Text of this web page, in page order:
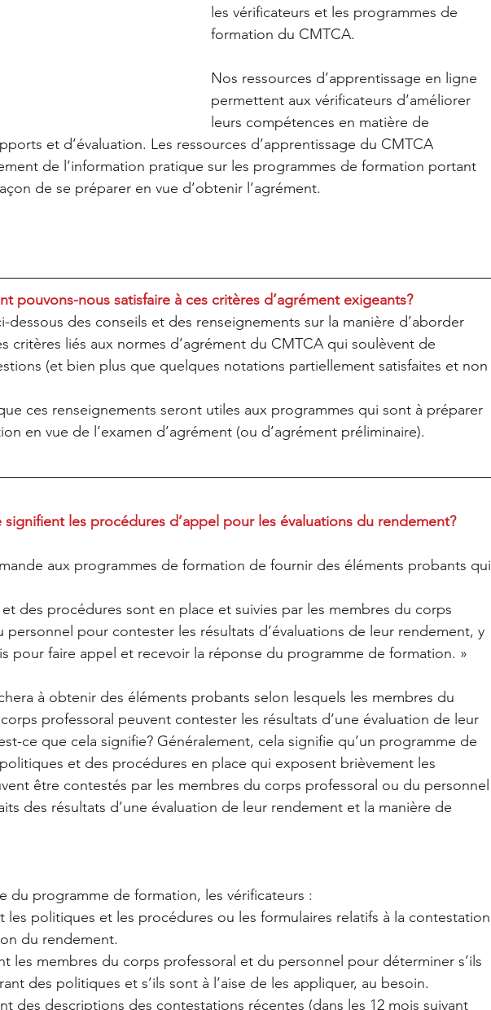
les vérificateurs et les programmes de
formation du CMTCA.
Nos ressources d’apprentissage en ligne
permettent aux vérificateurs d’améliorer
leurs compétences en matière de
et d’évaluation. Les ressources d’apprentissage du CMTCA
de l’information pratique sur les programmes de formation portant
de se préparer en vue d’obtenir l’agrément.
pouvons-nous satisfaire à ces critères d’agrément exigeants?
dessous des conseils et des renseignements sur la manière d’aborder
critères liés aux normes d’agrément du CMTCA qui soulèvent de
(et bien plus que quelques notations partiellement satisfaites et non
ces renseignements seront utiles aux programmes qui sont à préparer
en vue de l’examen d’agrément (ou d’agrément préliminaire).
signifient les procédures d’appel pour les évaluations du rendement?
aux programmes de formation de fournir des éléments probants qui
des procédures sont en place et suivies par les membres du corps
personnel pour contester les résultats d’évaluations de leur rendement, y
pour faire appel et recevoir la réponse du programme de formation. »
à obtenir des éléments probants selon lesquels les membres du
professoral peuvent contester les résultats d’une évaluation de leur
ce que cela signifie? Généralement, cela signifie qu’un programme de
et des procédures en place qui exposent brièvement les
être contestés par les membres du corps professoral ou du personnel
des résultats d’une évaluation de leur rendement et la manière de
du programme de formation, les vérificateurs :
les politiques et les procédures ou les formulaires relatifs à la contestation
du rendement.
les membres du corps professoral et du personnel pour déterminer s’ils
des politiques et s’ils sont à l’aise de les appliquer, au besoin.
des descriptions des contestations récentes (dans les 12 mois suivant